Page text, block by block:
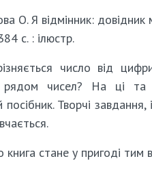
О. Я відмінник:
с. : ілюстр.
число від
рядом чисел? На ці та
посібник. Творчі
книга стане у пригоді тим